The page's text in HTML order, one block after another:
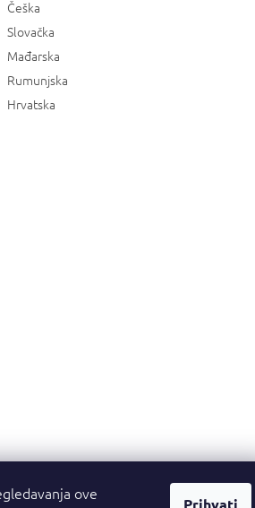
ove
Prihvati
Češka
Slovačka
Mađarska
Rumunjska
Hrvatska